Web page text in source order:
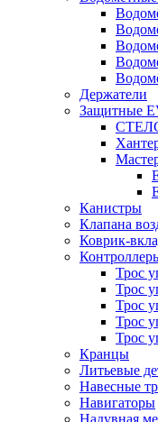
Держатели
Защитные
Канистры
Клапана
Коврик-
Трос
Трос
Трос
Трос
Трос
Кранцы
Литьевые
Навесные
Навигаторы
Надувная